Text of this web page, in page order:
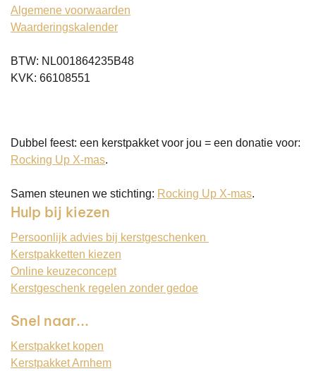
Algemene voorwaarden
Waarderingskalender
BTW: NL001864235B48
KVK: 66108551
Dubbel feest: een kerstpakket voor jou = een donatie voor:
Rocking Up X-mas.
Samen steunen we stichting: Rocking Up X-mas.
Hulp bij kiezen
Persoonlijk advies bij kerstgeschenken
Kerstpakketten kiezen
Online keuzeconcept
Kerstgeschenk regelen zonder gedoe
Snel naar...
Kerstpakket kopen
Kerstpakket Arnhem